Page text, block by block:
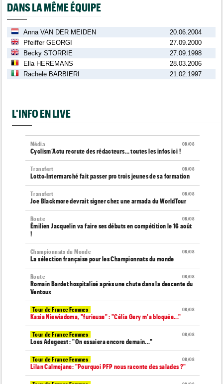
DANS LA MÊME ÉQUIPE
Anna VAN DER MEIDEN
20.06.2004
Pfeiffer GEORGI
27.09.2000
Becky STORRIE
27.09.1998
Ella HEREMANS
28.03.2006
Rachele BARBIERI
21.02.1997
L'INFO EN LIVE
08/08
Média
Cyclism’Actu recrute des rédacteurs… toutes les infos ici !
08/08
Transfert
Lotto-Intermarché fait passer pro trois jeunes de sa formation
08/08
Transfert
Joe Blackmore devrait signer chez une armada du WorldTour
08/08
Route
Émilien Jacquelin va faire ses débuts en compétition le 16 août
!
08/08
Championnats du Monde
La sélection française pour les Championnats du monde
08/08
Route
Romain Bardet hospitalisé après une chute dans la descente du
Ventoux
08/08
Tour de France Femmes
Kasia Niewiadoma, "furieuse" : "Célia Gery m'a bloquée..."
08/08
Tour de France Femmes
Loes Adegeest : "On essaiera encore demain..."
08/08
Tour de France Femmes
Lilan Calmejane: "Pourquoi PFP nous raconte des salades ?"